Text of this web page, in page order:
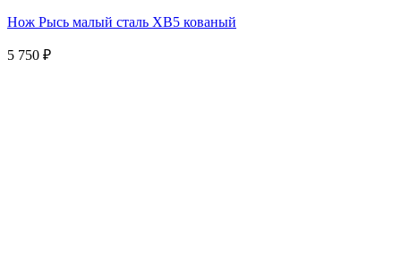
Нож Рысь малый сталь ХВ5 кованый
5 750 ₽